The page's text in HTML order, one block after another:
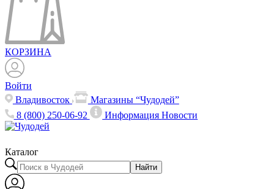
КОРЗИНА
Войти
Владивосток
Магазины “Чудодей”
8 (800) 250-06-92
ИнформацияНовости
Каталог
Найти